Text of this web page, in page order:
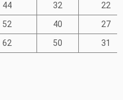
44 32
22
52 40
27
62 50 31